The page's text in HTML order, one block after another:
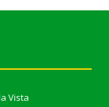
Vista